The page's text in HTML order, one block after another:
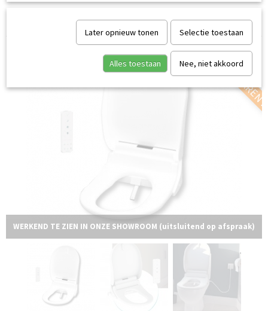
WERKEND TE ZIEN IN ONZE SHOWROOM (uitsluitend op afspraak)
KOM HEM
Later opnieuw tonen Selectie toestaan
Alles toestaan Nee, niet akkoord